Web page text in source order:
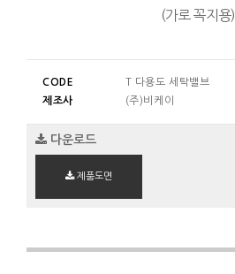
(가로 꼭지용)
CODE
T 다용도 세탁밸브
제조사
(주)비케이
다운로드
제품도면